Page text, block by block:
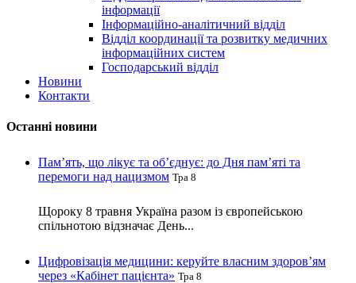
інформації
Інформаційно-аналітичний відділ
Відділ координації та розвитку медичних
інформаційних систем
Господарський відділ
Новини
Контакти
Останні новини
Пам’ять, що лікує та об’єднує: до Дня пам’яті та
перемоги над нацизмом Тра 8
Щороку 8 травня Україна разом із європейською
спільнотою відзначає День...
Цифровізація медицини: керуйте власним здоров’ям
через «Кабінет пацієнта» Тра 8